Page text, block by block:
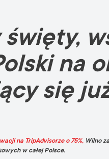
Wilno?
święty,
na
się
na TripAdvisorze o 75%, Wilno
w całej Polsce.